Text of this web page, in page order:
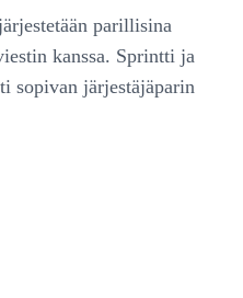
parillisina
kanssa. Sprintti ja
sopivan järjestäjäparin